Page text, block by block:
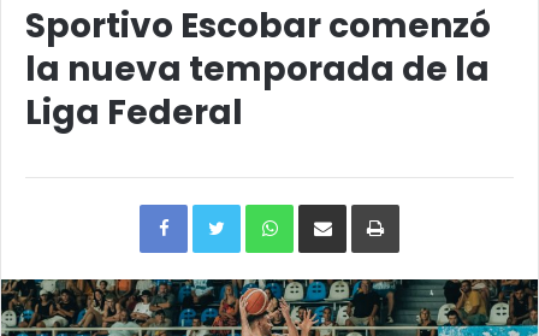
Sportivo Escobar comenzó
la nueva temporada de la
Liga Federal
FacebookTwitterWhatsAppCompartirImprimir